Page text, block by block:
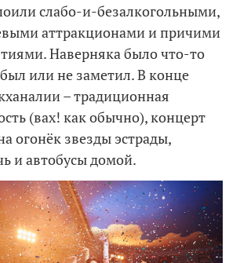
слабо-и-безалкогольными,
аттракционами и причими
Наверняка было что-то
или не заметил. В конце
– традиционная
(вах! как обычно), концерт
огонёк звезды эстрады,
и автобусы домой.